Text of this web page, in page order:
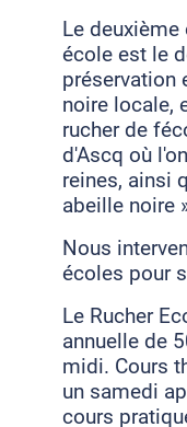
Le
école est le
préservation
noire locale,
rucher de
d'Ascq où
reines, ainsi
abeille noire
Nous
écoles pour
Le Rucher
annuelle de
midi. Cours
un samedi
cours